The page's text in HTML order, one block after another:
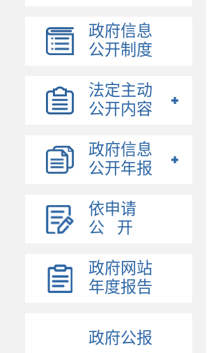
政府信息
公开制度
法定主动
公开内容
政府信息
公开年报
依申请
公 开
政府网站
年度报告
政府公报